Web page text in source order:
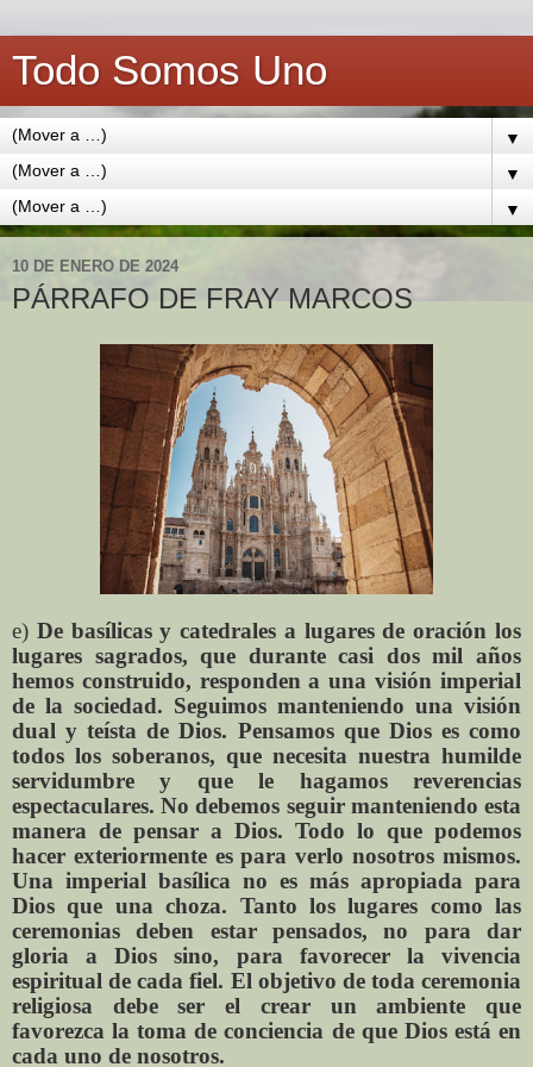
Todo Somos Uno
▼
▼
▼
10 DE ENERO DE 2024
PÁRRAFO DE FRAY MARCOS
e) De basílicas y catedrales a lugares de oración los
lugares sagrados, que durante casi dos mil años
hemos construido, responden a una visión imperial
de la sociedad. Seguimos manteniendo una visión
dual y teísta de Dios. Pensamos que Dios es como
todos los soberanos, que necesita nuestra humilde
servidumbre y que le hagamos reverencias
espectaculares. No debemos seguir manteniendo esta
manera de pensar a Dios. Todo lo que podemos
hacer exteriormente es para verlo nosotros mismos.
Una imperial basílica no es más apropiada para
Dios que una choza. Tanto los lugares como las
ceremonias deben estar pensados, no para dar
gloria a Dios sino, para favorecer la vivencia
espiritual de cada fiel. El objetivo de toda ceremonia
religiosa debe ser el crear un ambiente que
favorezca la toma de conciencia de que Dios está en
cada uno de nosotros.